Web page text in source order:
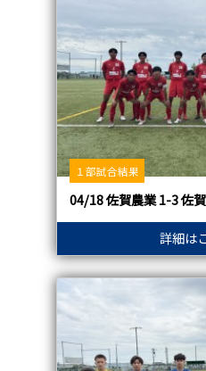
１部試合結果
04/18 佐賀農業 1-3 佐
詳細は